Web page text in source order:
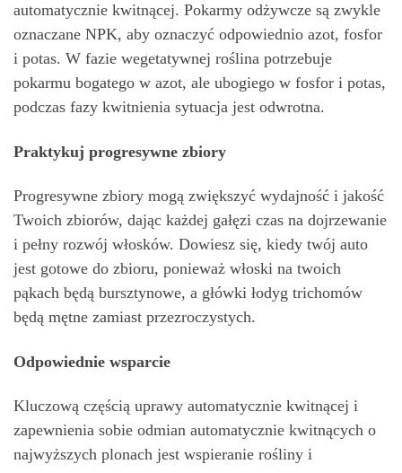
automatycznie kwitnącej. Pokarmy odżywcze są zwykle
oznaczane NPK, aby oznaczyć odpowiednio azot, fosfor
i potas. W fazie wegetatywnej roślina potrzebuje
pokarmu bogatego w azot, ale ubogiego w fosfor i potas,
podczas fazy kwitnienia sytuacja jest odwrotna.
Praktykuj progresywne zbiory
Progresywne zbiory mogą zwiększyć wydajność i jakość
Twoich zbiorów, dając każdej gałęzi czas na dojrzewanie
i pełny rozwój włosków. Dowiesz się, kiedy twój auto
jest gotowe do zbioru, ponieważ włoski na twoich
pąkach będą bursztynowe, a główki łodyg trichomów
będą mętne zamiast przezroczystych.
Odpowiednie wsparcie
Kluczową częścią uprawy automatycznie kwitnącej i
zapewnienia sobie odmian automatycznie kwitnących o
najwyższych plonach jest wspieranie rośliny i